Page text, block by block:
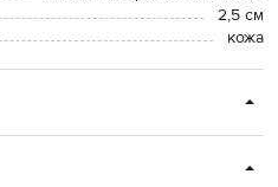
2,5 см
кожа